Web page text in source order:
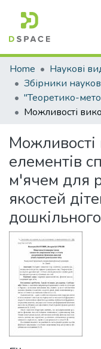
Communities &
All of DSpace
Statistics
Home
Наукові
Збірники
Можливості
елементів
м'ячем для
якостей